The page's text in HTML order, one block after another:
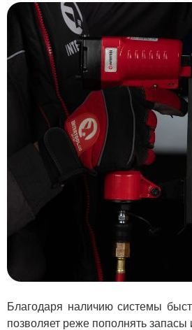
Благодаря наличию системы
позволяет реже пополнять запасы